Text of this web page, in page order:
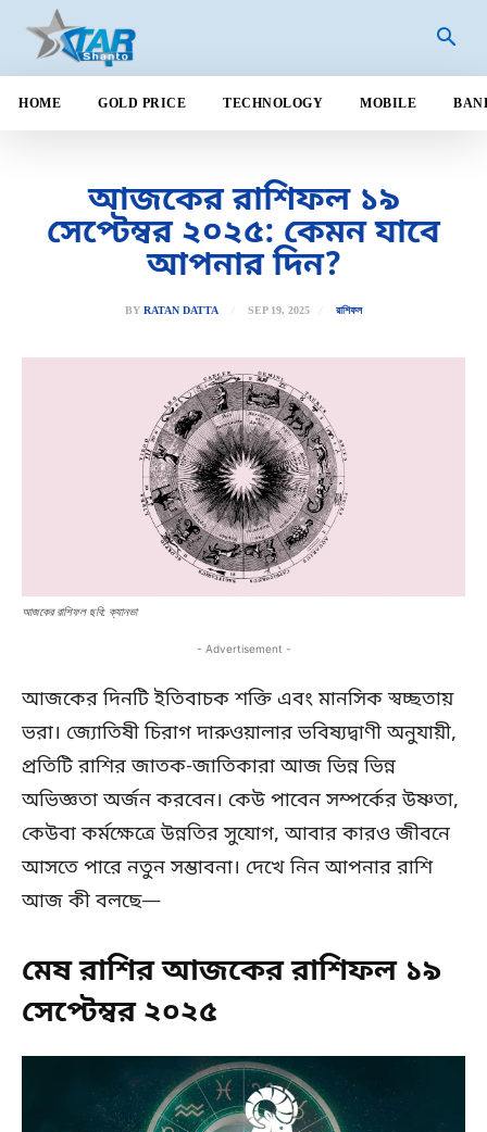
HOME GOLD PRICE TECHNOLOGY MOBILE
আজকের রাশিফল ১৯
সেপ্টেম্বর ২০২৫: কেমন যাবে
আপনার দিন?
BY RATAN DATTA SEP 19, 2025 রাশিফল
আজকের রাশিফল ছবি: ক্যানভা
- Advertisement -
আজকের দিনটি ইতিবাচক শক্তি এবং মানসিক স্বচ্ছতায়
ভরা। জ্যোতিষী চিরাগ দারুওয়ালার ভবিষ্যদ্বাণী অনুযায়ী,
প্রতিটি রাশির জাতক-জাতিকারা আজ ভিন্ন ভিন্ন
অভিজ্ঞতা অর্জন করবেন। কেউ পাবেন সম্পর্কের উষ্ণতা,
কেউবা কর্মক্ষেত্রে উন্নতির সুযোগ, আবার কারও জীবনে
আসতে পারে নতুন সম্ভাবনা। দেখে নিন আপনার রাশি
আজ কী বলছে—
মেষ রাশির আজকের রাশিফল ১৯
সেপ্টেম্বর ২০২৫